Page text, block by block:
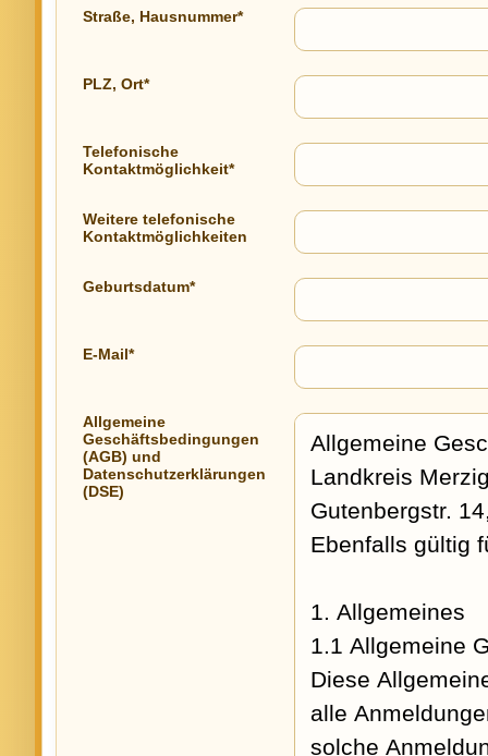
Straße, Hausnummer*
PLZ, Ort*
Telefonische
Kontaktmöglichkeit*
Weitere telefonische
Kontaktmöglichkeiten
Geburtsdatum*
E-Mail*
Allgemeine
Geschäftsbedingungen
(AGB) und
Datenschutzerklärungen
(DSE)